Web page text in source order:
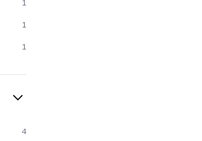
1
1
1
4